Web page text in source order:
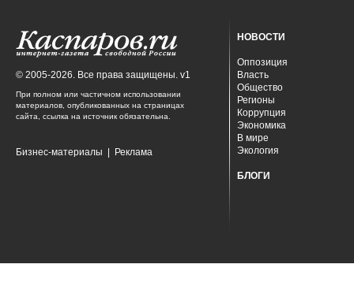
© 2005-2026. Все права защищены. v1
При полном или частичном использовании
материалов, опубликованных на страницах
сайта, ссылка на источник обязательна.
Бизнес-материалы Реклама
НОВОСТИ
Оппозиция
Власть
Общество
Регионы
Коррупция
Экономика
В мире
Экология
БЛОГИ